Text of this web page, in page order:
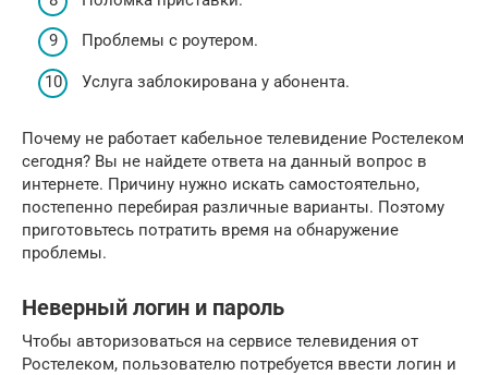
Проблемы с роутером.
Услуга заблокирована у абонента.
Почему не работает кабельное телевидение Ростелеком
сегодня? Вы не найдете ответа на данный вопрос в
интернете. Причину нужно искать самостоятельно,
постепенно перебирая различные варианты. Поэтому
приготовьтесь потратить время на обнаружение
проблемы.
Неверный логин и пароль
Чтобы авторизоваться на сервисе телевидения от
Ростелеком, пользователю потребуется ввести логин и